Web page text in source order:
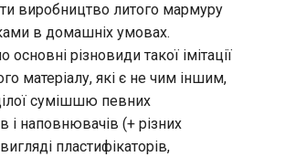
виробництво литого мармуру
в домашніх умовах.
основні різновиди такої імітації
матеріалу, які є не чим іншим,
сумішшю певних
і наповнювачів (+ різних
пластифікаторів,